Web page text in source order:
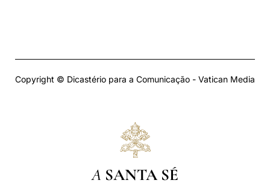
Copyright © Dicastério para a Comunicação - Vatican Media
A SANTA SÉ